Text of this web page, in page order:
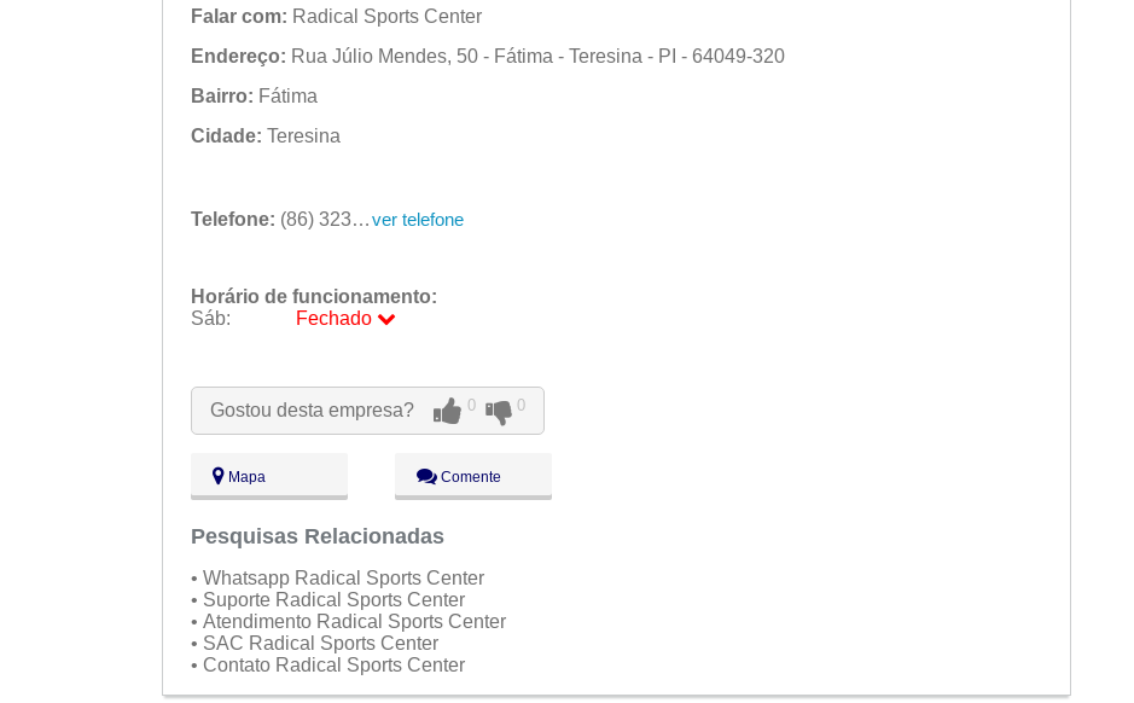
Falar com: Radical Sports Center
Endereço: Rua Júlio Mendes, 50 - Fátima - Teresina - PI - 64049-320
Bairro: Fátima
Cidade: Teresina
Telefone: (86) 3233-7050 ver telefone
Horário de funcionamento:
Sáb:
Fechado
Qua:
09:00 - 18:00
Qui:
09:00 - 18:00
Sáb:
Dom:
Gostou desta empresa? 0 0
Mapa Comente
Pesquisas Relacionadas
• Whatsapp Radical Sports Center
• Suporte Radical Sports Center
• Atendimento Radical Sports Center
• SAC Radical Sports Center
• Contato Radical Sports Center